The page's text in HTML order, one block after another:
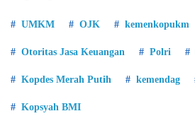
UMKM OJK kemenkopukm
Otoritas Jasa Keuangan Polri
Kopdes Merah Putih kemendag
Kopsyah BMI